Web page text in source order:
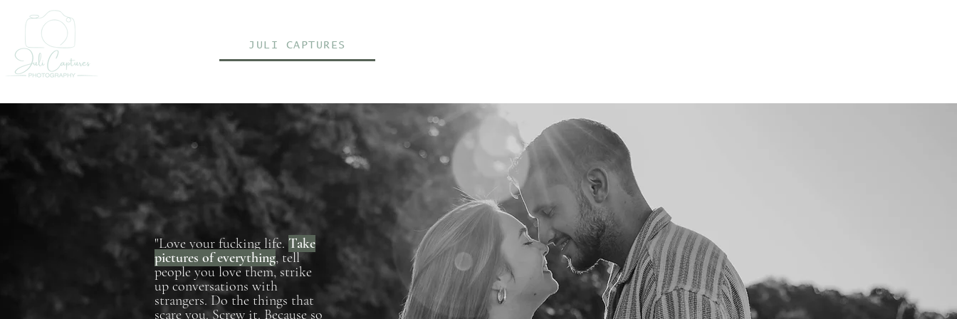
JULI CAPTURES
"Love your fucking life. Take
pictures of everything, tell
people you love them, strike
up conversations with
strangers. Do the things that
scare you. Screw it. Because so